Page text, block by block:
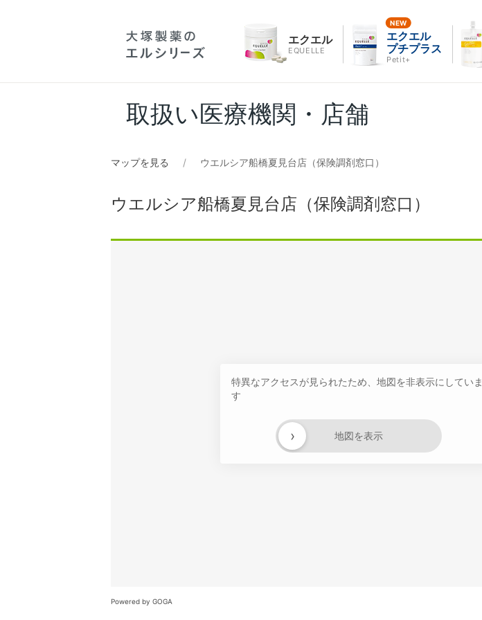
エクエル
EQUELLE
エクエル
プチプラス
Petit+
取扱い医療機関・店舗
マップを見る ウエルシア船橋夏見台店（保険調剤窓口）
ウエルシア船橋夏見台店（保険調剤窓口）
特異なアクセスが見られたため、地図を非表示にしていま
す
地図を表示
›
Powered by GOGA